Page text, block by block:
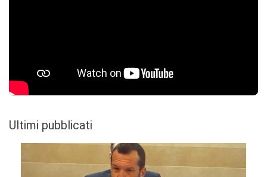
Ultimi pubblicati